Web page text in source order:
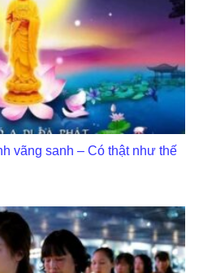
vãng sanh – Có thật như thế